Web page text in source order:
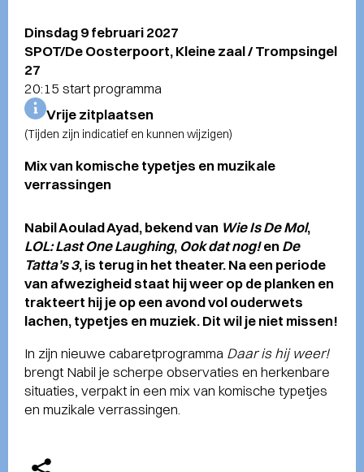
Dinsdag 9 februari 2027
SPOT/De Oosterpoort, Kleine zaal / Trompsingel
27
20:15 start programma
Vrije zitplaatsen
(Tijden zijn indicatief en kunnen wijzigen)
Mix van komische typetjes en muzikale
verrassingen
Nabil Aoulad Ayad, bekend van Wie Is De Mol,
LOL: Last One Laughing, Ook dat nog!en De
Tatta’s 3, is terug in het theater. Na een periode
van afwezigheid staat hij weer op de planken en
trakteert hij je op een avond vol ouderwets
lachen, typetjes en muziek. Dit wil je niet missen!
In zijn nieuwe cabaretprogramma Daar is hij weer!
brengt Nabil je scherpe observaties en herkenbare
situaties, verpakt in een mix van komische typetjes
en muzikale verrassingen.